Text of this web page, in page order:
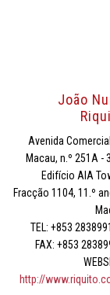
João
Avenida
Macau, n.º 251A -
Edifício AIA
Fracção 1104, 11.º
TEL: +853
FAX: +853
http://